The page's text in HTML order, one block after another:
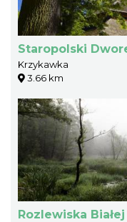
Staropolski
Krzykawka
3.66 km
Rozlewiska